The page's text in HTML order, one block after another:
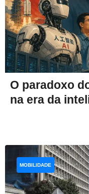
O paradoxo
na era da
MOBILIDADE